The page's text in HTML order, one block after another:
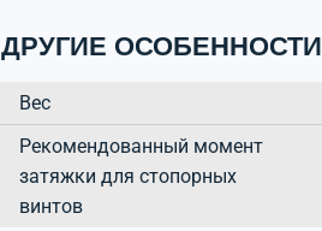
ДРУГИЕ ОСОБЕННОСТИ
Вес
Рекомендованный момент
затяжки для стопорных
винтов